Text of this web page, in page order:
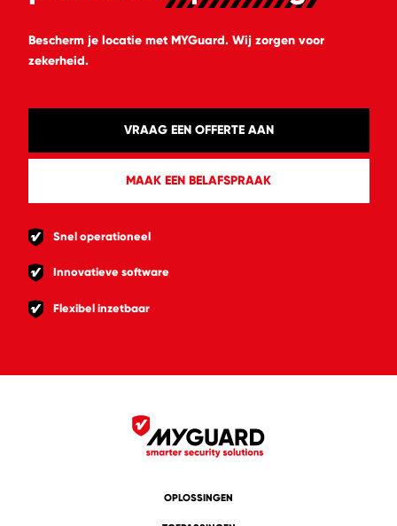
Bescherm je locatie met MYGuard. Wij zorgen voor
zekerheid.
VRAAG EEN OFFERTE AAN
MAAK EEN BELAFSPRAAK
Snel operationeel
Innovatieve software
Flexibel inzetbaar
OPLOSSINGEN